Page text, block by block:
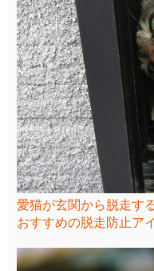
愛猫が玄関から脱走す
おすすめの脱走防止ア